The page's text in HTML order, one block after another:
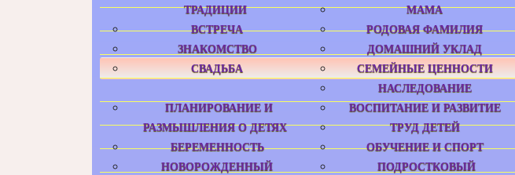
ТРАДИЦИИ
ВСТРЕЧА
ЗНАКОМСТВО
СВАДЬБА
МАМА
РОДОВАЯ ФАМИЛИЯ
ДОМАШНИЙ УКЛАД
СЕМЕЙНЫЕ ЦЕННОСТИ
НАСЛЕДОВАНИЕ
ПЛАНИРОВАНИЕ И
РАЗМЫШЛЕНИЯ О ДЕТЯХ
БЕРЕМЕННОСТЬ
НОВОРОЖДЕННЫЙ
ВОСПИТАНИЕ И РАЗВИТИЕ
ТРУД ДЕТЕЙ
ОБУЧЕНИЕ И СПОРТ
ПОДРОСТКОВЫЙ